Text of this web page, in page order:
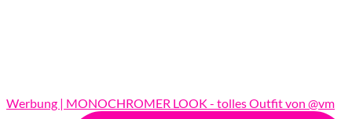
Werbung | MONOCHROMER LOOK - tolles Outfit von @vm